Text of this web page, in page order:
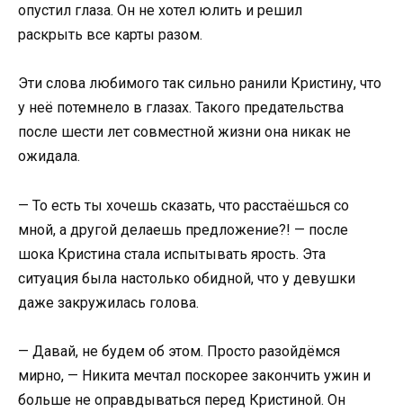
опустил глаза. Он не хотел юлить и решил
раскрыть все карты разом.
Эти слова любимого так сильно ранили Кристину, что
у неё потемнело в глазах. Такого предательства
после шести лет совместной жизни она никак не
ожидала.
— То есть ты хочешь сказать, что расстаёшься со
мной, а другой делаешь предложение?! — после
шока Кристина стала испытывать ярость. Эта
ситуация была настолько обидной, что у девушки
даже закружилась голова.
— Давай, не будем об этом. Просто разойдёмся
мирно, — Никита мечтал поскорее закончить ужин и
больше не оправдываться перед Кристиной. Он